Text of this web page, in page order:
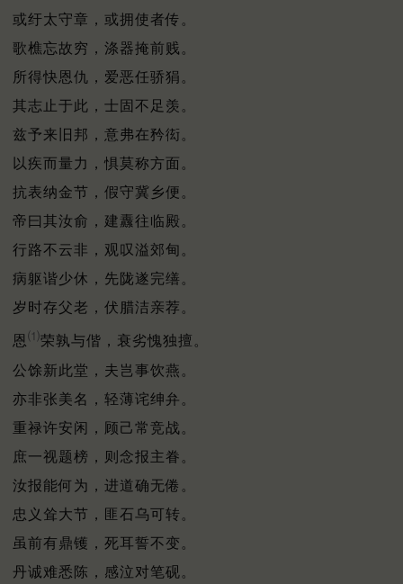
或纡太守章，或拥使者传。
歌樵忘故穷，涤器掩前贱。
所得快恩仇，爱恶任骄狷。
其志止于此，士固不足羡。
兹予来旧邦，意弗在矜衒。
以疾而量力，惧莫称方面。
抗表纳金节，假守冀乡便。
帝曰其汝俞，建纛往临殿。
行路不云非，观叹溢郊甸。
病躯谐少休，先陇遂完缮。
岁时存父老，伏腊洁亲荐。
恩⑴荣孰与偕，衰劣愧独擅。
公馀新此堂，夫岂事饮燕。
亦非张美名，轻薄诧绅弁。
重禄许安闲，顾己常竞战。
庶一视题榜，则念报主眷。
汝报能何为，进道确无倦。
忠义耸大节，匪石乌可转。
虽前有鼎镬，死耳誓不变。
丹诚难悉陈，感泣对笔砚。